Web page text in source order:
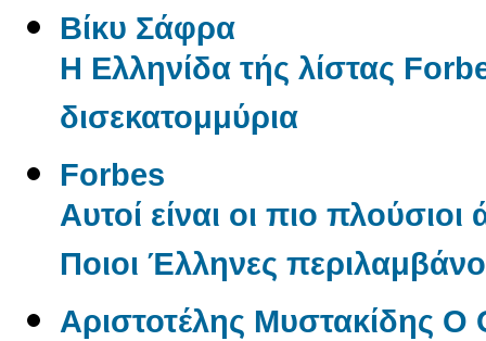
Βίκυ Σάφρα
Η Ελληνίδα τής λίστας
δισεκατομμύρια
Forbes
Αυτοί είναι οι πιο
Ποιοι Έλληνες
Αριστοτέλης Μυστακίδης